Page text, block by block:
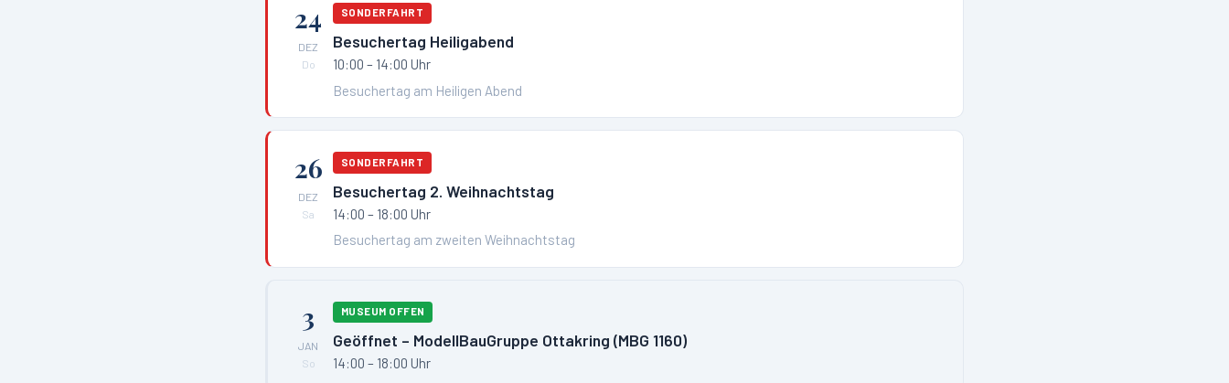
24
DEZ
Do
SONDERFAHRT
Besuchertag Heiligabend
10:00 – 14:00 Uhr
Besuchertag am Heiligen Abend
26
DEZ
Sa
SONDERFAHRT
Besuchertag 2. Weihnachtstag
14:00 – 18:00 Uhr
Besuchertag am zweiten Weihnachtstag
3
JAN
So
MUSEUM OFFEN
Geöffnet – ModellBauGruppe Ottakring (MBG 1160)
14:00 – 18:00 Uhr